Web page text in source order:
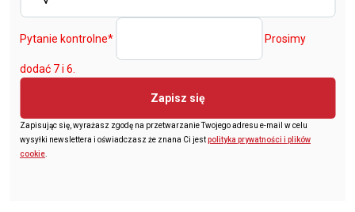
Pytanie kontrolne* Prosimy
dodać 7 i 6.
Zapisz się
Zapisując się, wyrażasz zgodę na przetwarzanie Twojego adresu e-mail w celu
wysyłki newslettera i oświadczasz że znana Ci jestpolityka prywatności i plików
cookie.